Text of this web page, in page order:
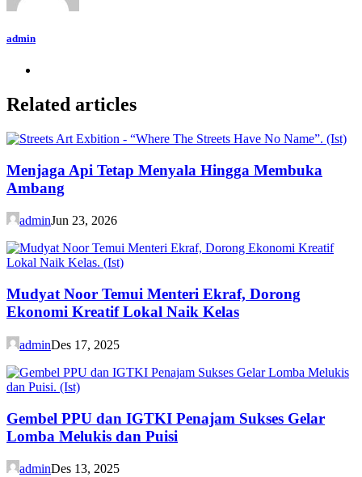
admin
Related articles
Menjaga Api Tetap Menyala Hingga Membuka
Ambang
adminJun 23, 2026
Mudyat Noor Temui Menteri Ekraf, Dorong
Ekonomi Kreatif Lokal Naik Kelas
adminDes 17, 2025
Gembel PPU dan IGTKI Penajam Sukses Gelar
Lomba Melukis dan Puisi
adminDes 13, 2025